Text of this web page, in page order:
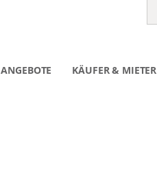
ANGEBOTE KÄUFER & MIETER